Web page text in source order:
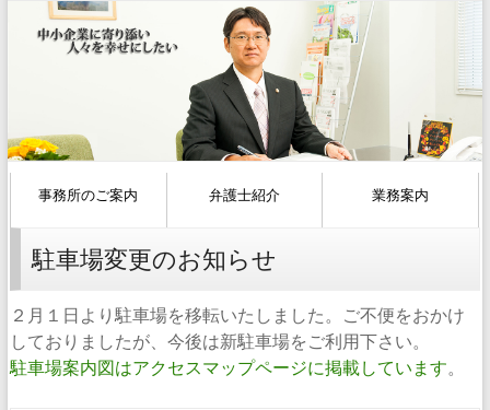
事務所のご案内 弁護士紹介 業務案内
駐車場変更のお知らせ
２月１日より駐車場を移転いたしました。ご不便をおかけ
しておりましたが、今後は新駐車場をご利用下さい。
駐車場案内図はアクセスマップページに掲載しています。